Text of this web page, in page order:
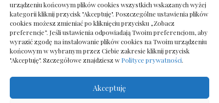
urządzeniu końcowym plików cookies wszystkich wskazanych wyżej
kategorii kliknij przycisk "Akceptuję". Poszczególne ustawienia plików
cookies możesz zmieniać po kliknięciu przycisku „Zobacz
preferencje”. Jeśli ustawienia odpowiadają Twoim preferencjom, aby
wyrazić zgodę na instalowanie plików cookies na Twoim urządzeniu
końcowym w wybranym przez Ciebie zakresie kliknij przycisk
"Akceptuję". Szczegółowe znajdziesz w Polityce prywatności.
Akceptuję